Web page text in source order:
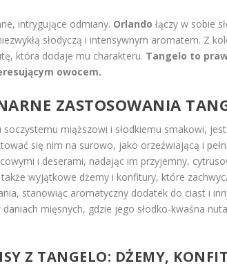
intrygujące odmiany. Orlando łączy w sobie
słodyczą i intensywnym aromatem. Z
która dodaje mu charakteru. Tangelo to
owocem.
ZASTOSOWANIA
soczystemu miąższowi i słodkiemu smakowi,
się nim na surowo, jako orzeźwiającą i
i deserami, nadając im przyjemny,
wyjątkowe dżemy i konfitury, które
stanowiąc aromatyczny dodatek do ciast i
mięsnych, gdzie jego słodko-kwaśna
Z TANGELO: DŻEMY,